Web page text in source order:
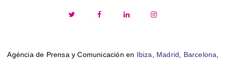
Agéncia de Prensa y Comunicación en Ibiza, Madrid, Barcelona,